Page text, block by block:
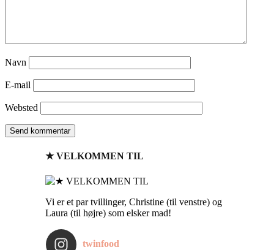
Navn
E-mail
Websted
★ VELKOMMEN TIL
Vi er et par tvillinger, Christine (til venstre) og
Laura (til højre) som elsker mad!
twinfood